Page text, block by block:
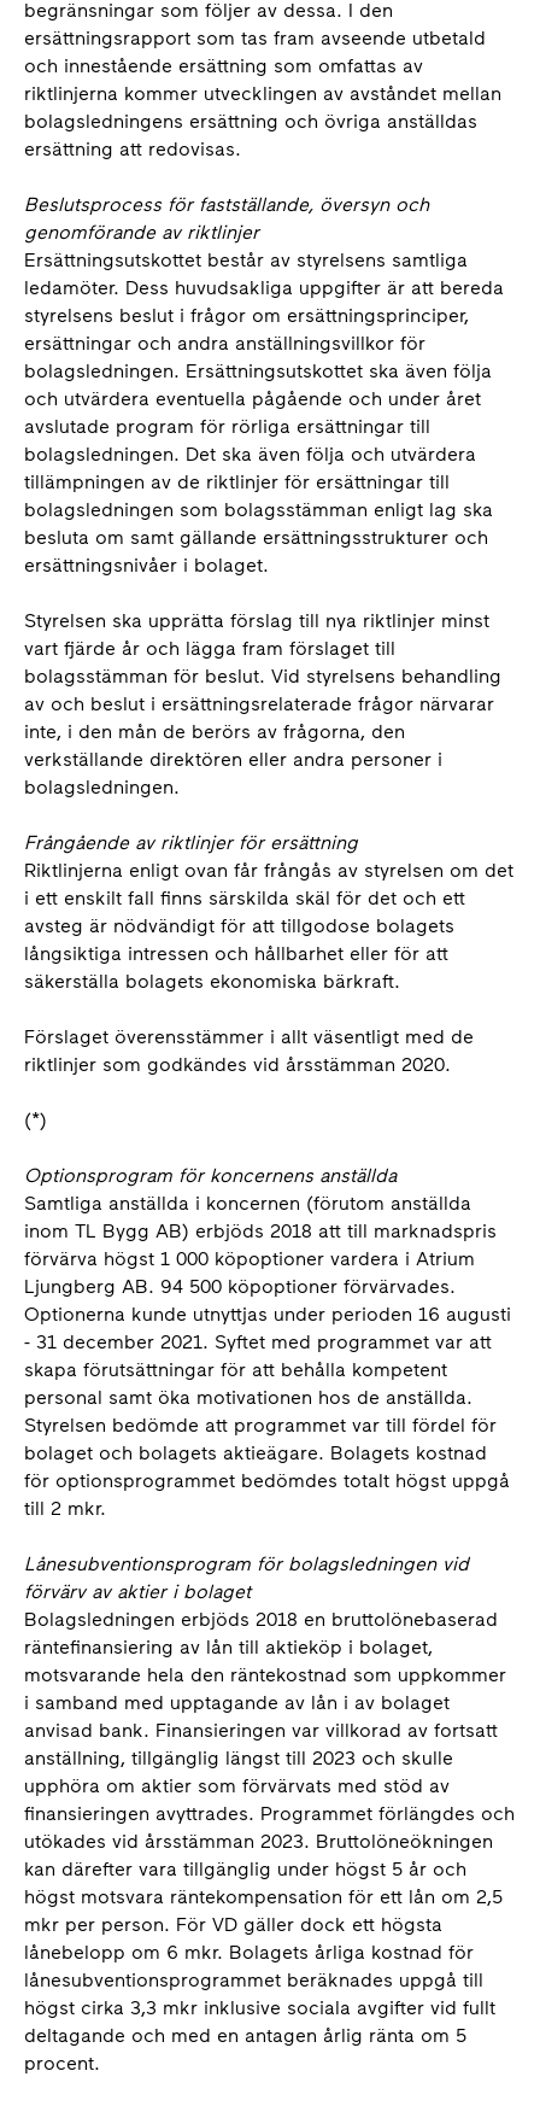
begränsningar som följer av dessa. I den
ersättningsrapport som tas fram avseende utbetald
och innestående ersättning som omfattas av
riktlinjerna kommer utvecklingen av avståndet mellan
bolagsledningens ersättning och övriga anställdas
ersättning att redovisas.
Beslutsprocess för fastställande, översyn och
genomförande av riktlinjer
Ersättningsutskottet består av styrelsens samtliga
ledamöter. Dess huvudsakliga uppgifter är att bereda
styrelsens beslut i frågor om ersättningsprinciper,
ersättningar och andra anställningsvillkor för
bolagsledningen. Ersättningsutskottet ska även följa
och utvärdera eventuella pågående och under året
avslutade program för rörliga ersättningar till
bolagsledningen. Det ska även följa och utvärdera
tillämpningen av de riktlinjer för ersättningar till
bolagsledningen som bolagsstämman enligt lag ska
besluta om samt gällande ersättningsstrukturer och
ersättningsnivåer i bolaget.
Styrelsen ska upprätta förslag till nya riktlinjer minst
vart fjärde år och lägga fram förslaget till
bolagsstämman för beslut. Vid styrelsens behandling
av och beslut i ersättningsrelaterade frågor närvarar
inte, i den mån de berörs av frågorna, den
verkställande direktören eller andra personer i
bolagsledningen.
Frångående av riktlinjer för ersättning
Riktlinjerna enligt ovan får frångås av styrelsen om det
i ett enskilt fall finns särskilda skäl för det och ett
avsteg är nödvändigt för att tillgodose bolagets
långsiktiga intressen och hållbarhet eller för att
säkerställa bolagets ekonomiska bärkraft.
Förslaget överensstämmer i allt väsentligt med de
riktlinjer som godkändes vid årsstämman 2020.
(*)
Optionsprogram för koncernens anställda
Samtliga anställda i koncernen (förutom anställda
inom TL Bygg AB) erbjöds 2018 att till marknadspris
förvärva högst 1 000 köpoptioner vardera i Atrium
Ljungberg AB. 94 500 köpoptioner förvärvades.
Optionerna kunde utnyttjas under perioden 16 augusti
- 31 december 2021. Syftet med programmet var att
skapa förutsättningar för att behålla kompetent
personal samt öka motivationen hos de anställda.
Styrelsen bedömde att programmet var till fördel för
bolaget och bolagets aktieägare. Bolagets kostnad
för optionsprogrammet bedömdes totalt högst uppgå
till 2 mkr.
Lånesubventionsprogram för bolagsledningen vid
förvärv av aktier i bolaget
Bolagsledningen erbjöds 2018 en bruttolönebaserad
räntefinansiering av lån till aktieköp i bolaget,
motsvarande hela den räntekostnad som uppkommer
i samband med upptagande av lån i av bolaget
anvisad bank. Finansieringen var villkorad av fortsatt
anställning, tillgänglig längst till 2023 och skulle
upphöra om aktier som förvärvats med stöd av
finansieringen avyttrades. Programmet förlängdes och
utökades vid årsstämman 2023. Bruttolöneökningen
kan därefter vara tillgänglig under högst 5 år och
högst motsvara räntekompensation för ett lån om 2,5
mkr per person. För VD gäller dock ett högsta
lånebelopp om 6 mkr. Bolagets årliga kostnad för
lånesubventionsprogrammet beräknades uppgå till
högst cirka 3,3 mkr inklusive sociala avgifter vid fullt
deltagande och med en antagen årlig ränta om 5
procent.